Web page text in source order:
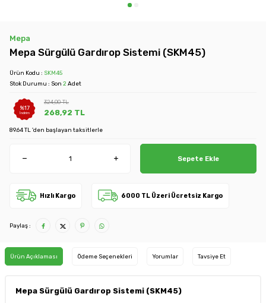
Mepa
Mepa Sürgülü Gardırop Sistemi (SKM45)
Ürün Kodu : SKM45
Stok Durumu : Son 2 Adet
%17
İndirim
324,00TL
268,92 TL
89.64 TL 'den başlayan taksitlerle
Sepete Ekle
Hızlı Kargo 6000 TL Üzeri Ücretsiz Kargo
Paylaş :
Ürün Açıklaması Ödeme Seçenekleri Yorumlar Tavsiye Et
Mepa Sürgülü Gardırop Sistemi (SKM45)